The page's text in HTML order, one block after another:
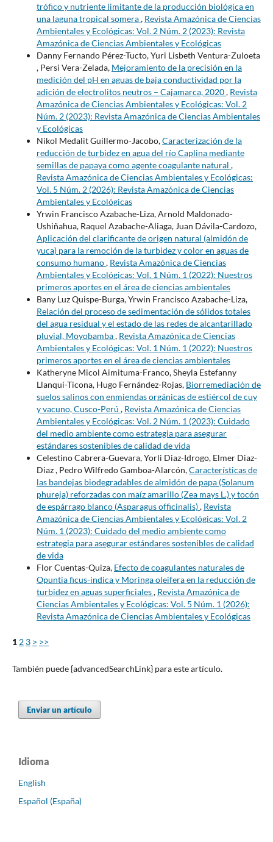
trófico y nutriente limitante de la producción biológica en
una laguna tropical somera, Revista Amazónica de Ciencias
Ambientales y Ecológicas: Vol. 2 Núm. 2 (2023): Revista
Amazónica de Ciencias Ambientales y Ecológicas
Danny Fernando Pérez-Tucto, Yuri Lisbeth Ventura-Zuloeta
, Persi Vera-Zelada, Mejoramiento de la precisión en la
medición del pH en aguas de baja conductividad por la
adición de electrolitos neutros – Cajamarca, 2020, Revista
Amazónica de Ciencias Ambientales y Ecológicas: Vol. 2
Núm. 2 (2023): Revista Amazónica de Ciencias Ambientales
y Ecológicas
Nikol Medalit Guillermo-Jacobo,Caracterización de la
reducción de turbidez en agua del río Caplina mediante
semillas de papaya como agente coagulante natural ,
Revista Amazónica de Ciencias Ambientales y Ecológicas:
Vol. 5 Núm. 2 (2026): Revista Amazónica de Ciencias
Ambientales y Ecológicas
Yrwin Francisco Azabache-Liza, Arnold Maldonado-
Ushiñahua, Raquel Azabache-Aliaga, Juan Dávila-Cardozo,
Aplicación del clarificante de origen natural (almidón de
yuca) para la remoción de la turbidez y color en aguas de
consumo humano, Revista Amazónica de Ciencias
Ambientales y Ecológicas: Vol. 1 Núm. 1 (2022): Nuestros
primeros aportes en el área de ciencias ambientales
Bany Luz Quispe-Burga, Yrwin Francisco Azabache-Liza,
Relación del proceso de sedimentación de sólidos totales
del agua residual y el estado de las redes de alcantarillado
pluvial, Moyobamba, Revista Amazónica de Ciencias
Ambientales y Ecológicas: Vol. 1 Núm. 1 (2022): Nuestros
primeros aportes en el área de ciencias ambientales
Katheryne Micol Aimituma-Franco, Sheyla Estefanny
Llanqui-Ticona, Hugo Fernández-Rojas, Biorremediación de
suelos salinos con enmiendas orgánicas de estiércol de cuy
y vacuno, Cusco-Perú , Revista Amazónica de Ciencias
Ambientales y Ecológicas: Vol. 2 Núm. 1 (2023): Cuidado
del medio ambiente como estrategia para asegurar
estándares sostenibles de calidad de vida
Celestino Cabrera-Guevara, Yorli Diaz-Idrogo, Elmer Diaz-
Diaz , Pedro Wilfredo Gamboa-Alarcón,Características de
las bandejas biodegradables de almidón de papa (Solanum
phureja) reforzadas con maíz amarillo (Zea mays L.) y tocón
de espárrago blanco (Asparagus officinalis), Revista
Amazónica de Ciencias Ambientales y Ecológicas: Vol. 2
Núm. 1 (2023): Cuidado del medio ambiente como
estrategia para asegurar estándares sostenibles de calidad
de vida
Flor Cuentas-Quiza, Efecto de coagulantes naturales de
Opuntia ficus-indica y Moringa oleifera en la reducción de
turbidez en aguas superficiales, Revista Amazónica de
Ciencias Ambientales y Ecológicas: Vol. 5 Núm. 1 (2026):
Revista Amazónica de Ciencias Ambientales y Ecológicas
1 2 3 > >>
También puede {advancedSearchLink} para este artículo.
Enviar un artículo
Idioma
English
Español (España)